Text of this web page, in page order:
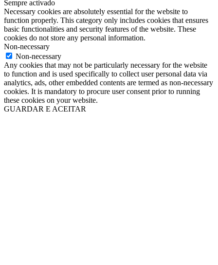
Sempre activado
Necessary cookies are absolutely essential for the website to
function properly. This category only includes cookies that ensures
basic functionalities and security features of the website. These
cookies do not store any personal information.
Non-necessary
Non-necessary
Any cookies that may not be particularly necessary for the website
to function and is used specifically to collect user personal data via
analytics, ads, other embedded contents are termed as non-necessary
cookies. It is mandatory to procure user consent prior to running
these cookies on your website.
GUARDAR E ACEITAR